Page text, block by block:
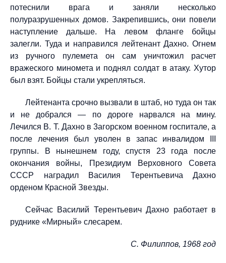
потеснили врага и заняли несколько
полуразрушенных домов. Закрепившись, они повели
наступление дальше. На левом фланге бойцы
залегли. Туда и направился лейтенант Дахно. Огнем
из ручного пулемета он сам уничтожил расчет
вражеского миномета и поднял солдат в атаку. Хутор
был взят. Бойцы стали укрепляться.
Лейтенанта срочно вызвали в штаб, но туда он так
и не добрался — по дороге нарвался на мину.
Лечился В. Т. Дахно в 3агорском военном госпитале, а
после лечения был уволен в запас инвалидом III
группы. В нынешнем году, спустя 23 года после
окончания войны, Президиум Верховного Совета
СССР наградил Василия Терентьевича Дахно
орденом Красной Звезды.
Сейчас Василий Терентьевич Дахно работает в
руднике «Мирный» слесарем.
C. Филиппов, 1968 год